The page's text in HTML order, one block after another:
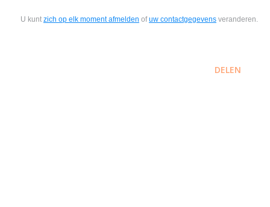
U kunt zich op elk moment afmelden ofuw contactgegevens veranderen.
DELEN